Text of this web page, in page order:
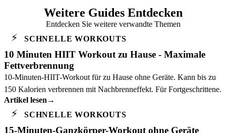
Weitere Guides Entdecken
Entdecken Sie weitere verwandte Themen
⚡ SCHNELLE WORKOUTS
10 Minuten HIIT Workout zu Hause - Maximale
Fettverbrennung
10-Minuten-HIIT-Workout für zu Hause ohne Geräte. Kann bis zu
150 Kalorien verbrennen mit Nachbrenneffekt. Für Fortgeschrittene.
Artikel lesen→
⚡ SCHNELLE WORKOUTS
15-Minuten-Ganzkörper-Workout ohne Geräte